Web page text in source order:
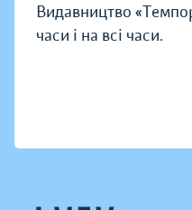
Видавництво
часи і на всі часи.